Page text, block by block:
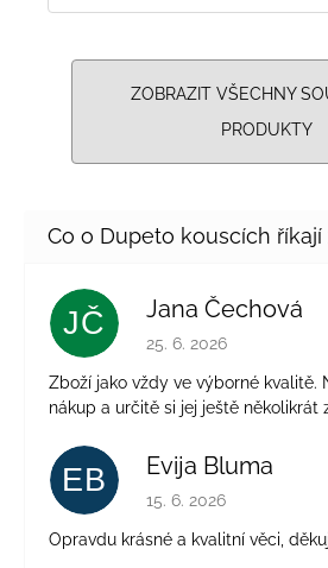
ZOBRAZIT VŠECHNY
PRODUKTY
JČ Jana Čechová
Hodnocení obchodu je
25. 6. 2026
Zboží jako vždy ve výborné kvalitě.
nákup a určitě si jej ještě několikrát
EB Evija Bluma
Hodnocení obchodu je
15. 6. 2026
Opravdu krásné a kvalitní věci,